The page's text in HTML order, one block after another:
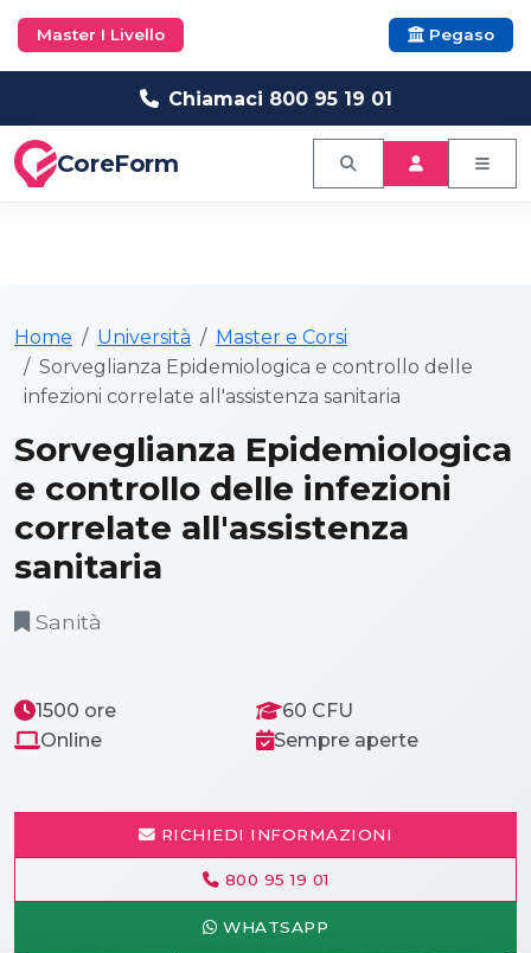
Chiamaci 800 95 19 01
CoreForm
Home Università
Master e Corsi
Sorveglianza Epidemiologica e controllo delle
infezioni correlate all'assistenza sanitaria
Master I Livello Pegaso
Sorveglianza Epidemiologica
e controllo delle infezioni
correlate all'assistenza
sanitaria
Sanità
1500 ore
60 CFU
Online
Sempre aperte
RICHIEDI INFORMAZIONI
800 95 19 01
WHATSAPP